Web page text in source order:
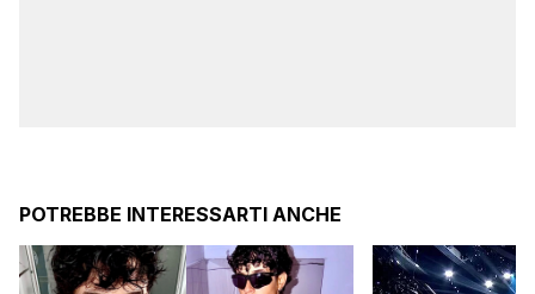
POTREBBE INTERESSARTI ANCHE